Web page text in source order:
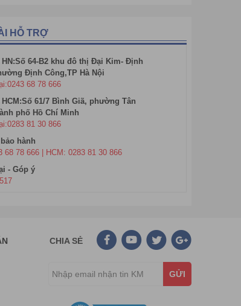
lượng cao nhất.
hàng 24/7 trên phạm vi toàn quốc. Tất
tốt như nhau không phân biệt. Các lỗi kỹ
đọc mã vạch ATS của khách hàng luôn vận
sẽ có giảm giá đặc biệt (liên hệ bộ phận tư
HỖ TRỢ
64-B2 khu đô thị Đại Kim- Định
Định Công,TP Hà Nội
68 78 666
61/7 Bình Giã, phường Tân
phố Hồ Chí Minh
81 30 866
hành
68 78 666 | HCM: 0283 81 30 866
- Góp ý
CHIA SẺ
GỬI